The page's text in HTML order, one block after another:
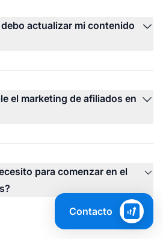
actualizar mi contenido
el marketing de afiliados en
para comenzar en el
Contacto